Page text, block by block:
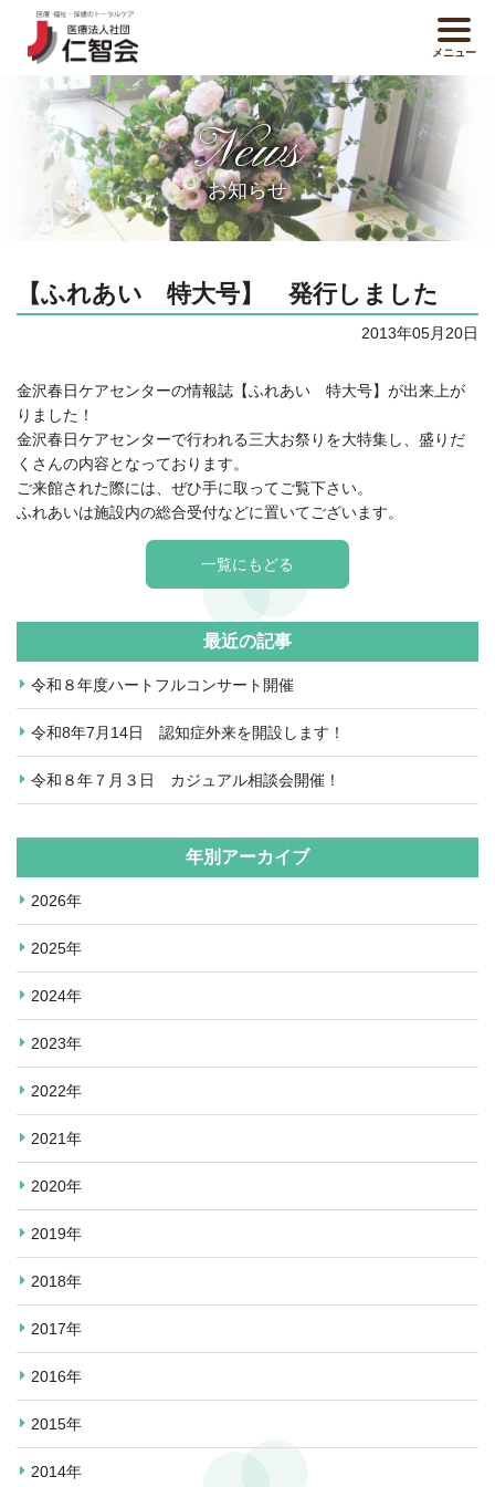
メニュー
News
お知らせ
【ふれあい 特大号】 発行しました
2013年05月20日
金沢春日ケアセンターの情報誌【ふれあい 特大号】が出来上が
りました！
金沢春日ケアセンターで行われる三大お祭りを大特集し、盛りだ
くさんの内容となっております。
ご来館された際には、ぜひ手に取ってご覧下さい。
ふれあいは施設内の総合受付などに置いてございます。
一覧にもどる
最近の記事
令和８年度ハートフルコンサート開催
令和8年7月14日 認知症外来を開設します！
令和８年７月３日 カジュアル相談会開催！
年別アーカイブ
2026年
2025年
2024年
2023年
2022年
2021年
2020年
2019年
2018年
2017年
2016年
2015年
2014年